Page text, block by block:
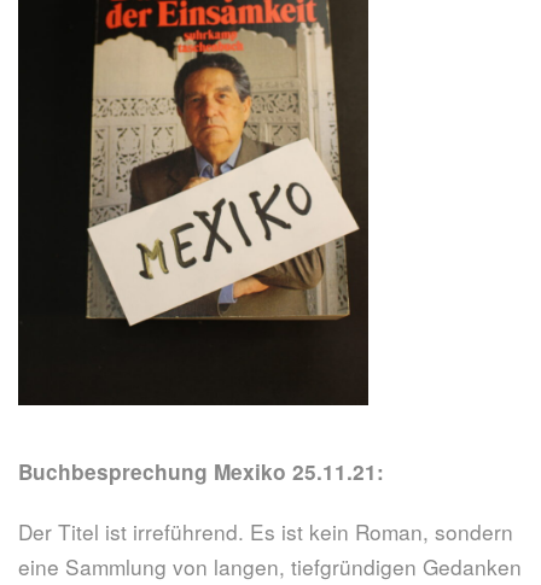
Buchbesprechung Mexiko 25.11.21:
Der Titel ist irreführend. Es ist kein Roman, sondern
eine Sammlung von langen, tiefgründigen Gedanken